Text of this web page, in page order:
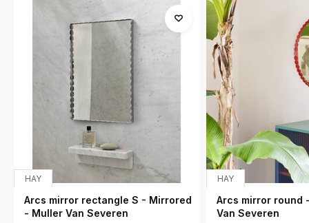
HAY
Arcs mirror rectangle S - Mirrored
- Muller Van Severen
HAY
Arcs mirror round
Van Severen